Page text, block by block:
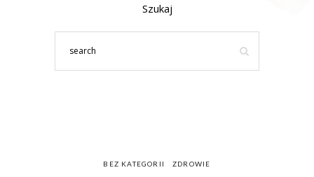
Szukaj
BEZ KATEGORII ZDROWIE